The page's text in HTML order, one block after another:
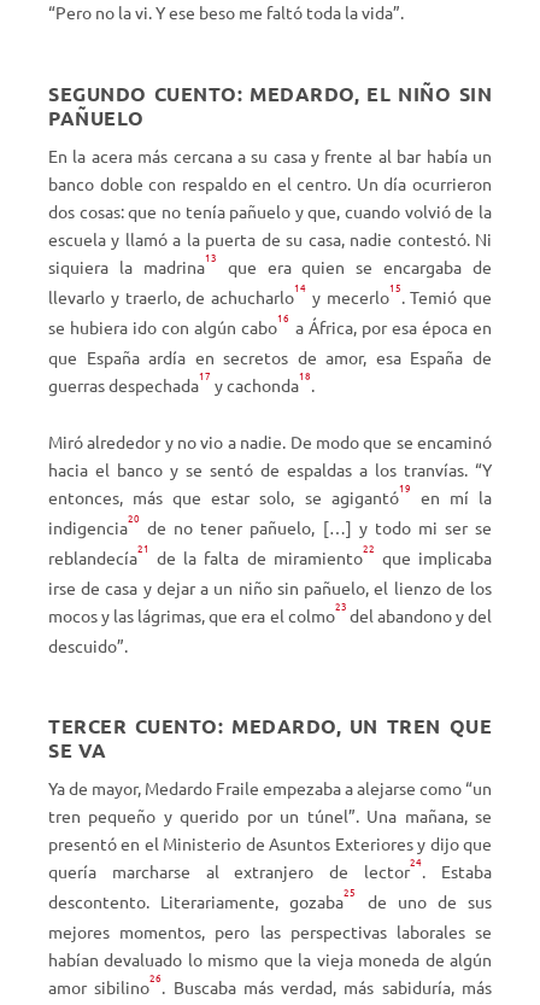
“Pero no la vi. Y ese beso me faltó toda la vida”.
SEGUNDO CUENTO: MEDARDO, EL NIÑO SIN
PAÑUELO
En la acera más cercana a su casa y frente al bar había un
banco doble con respaldo en el centro. Un día ocurrieron
dos cosas: que no tenía pañuelo y que, cuando volvió de la
escuela y llamó a la puerta de su casa, nadie contestó. Ni
siquiera la madrina13
que era quien se encargaba de
llevarlo y traerlo, de achucharlo14 y mecerlo15 . Temió que
se hubiera ido con algún cabo16 a África, por esa época en
que España ardía en secretos de amor, esa España de
guerras despechada17 y cachonda18
Miró alrededor y no vio a nadie. De modo que se encaminó
hacia el banco y se sentó de espaldas a los tranvías. “Y
entonces, más que estar solo, se agigantó19
en mí la
indigencia20 de no tener pañuelo, […] y todo mi ser se
reblandecía21 de la falta de miramiento22 que implicaba
irse de casa y dejar a un niño sin pañuelo, el lienzo de los
mocos y las lágrimas, que era el colmo23 del abandono y del
descuido”.
TERCER CUENTO: MEDARDO, UN TREN QUE
SE VA
Ya de mayor, Medardo Fraile empezaba a alejarse como “un
tren pequeño y querido por un túnel”. Una mañana, se
presentó en el Ministerio de Asuntos Exteriores y dijo que
quería marcharse al extranjero de lector24. Estaba
descontento. Literariamente, gozaba25
de uno de sus
mejores momentos, pero las perspectivas laborales se
habían devaluado lo mismo que la vieja moneda de algún
amor sibilino26. Buscaba más verdad, más sabiduría, más